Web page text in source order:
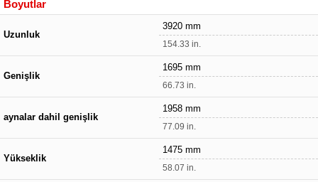
Boyutlar
Uzunluk
3920 mm
154.33 in.
Genişlik
1695 mm
66.73 in.
aynalar dahil genişlik
1958 mm
77.09 in.
Yükseklik
1475 mm
58.07 in.